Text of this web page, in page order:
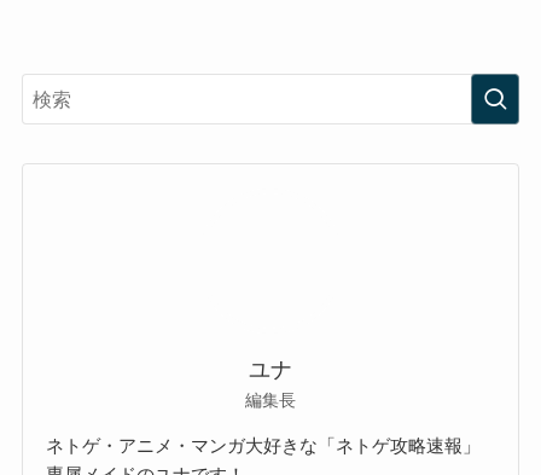
ユナ
編集長
ネトゲ・アニメ・マンガ大好きな「ネトゲ攻略速報」